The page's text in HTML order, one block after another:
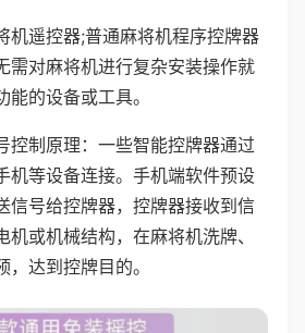
机遥控器;普通麻将机程序控牌器
需对麻将机进行复杂安装操作就
的设备或工具。
控制原理：一些智能控牌器通过
机等设备连接。手机端软件预设
信号给控牌器，控牌器接收到信
机或机械结构，在麻将机洗牌、
达到控牌目的。